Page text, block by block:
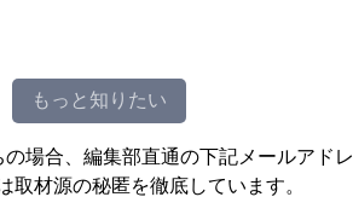
もっと知りたい
場合、編集部直通の下記メールアド
材源の秘匿を徹底しています。